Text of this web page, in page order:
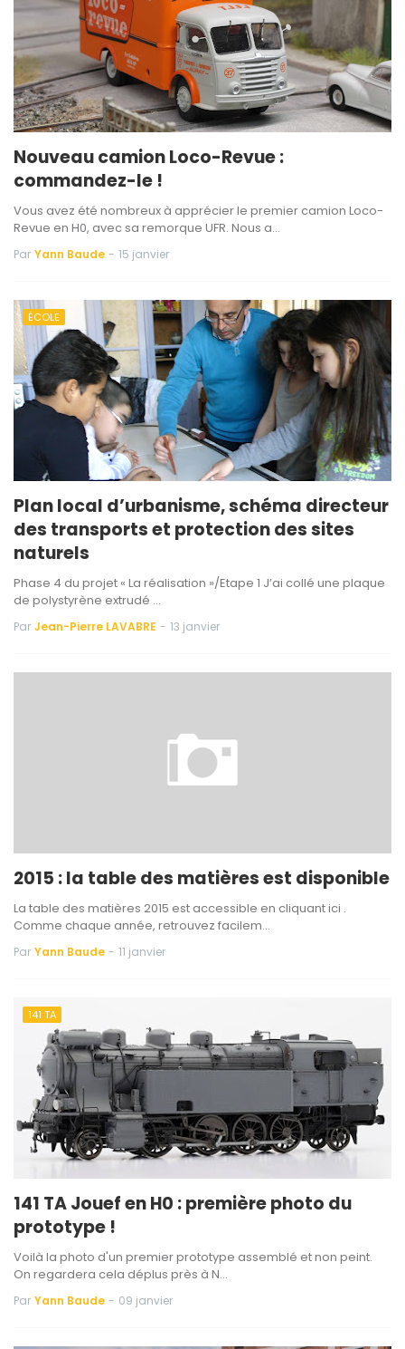
Nouveau camion Loco-Revue :
commandez-le !
Vous avez été nombreux à apprécier le premier camion Loco-
Revue en H0, avec sa remorque UFR. Nous a…
Par Yann Baude - 15 janvier
ÉCOLE
Plan local d’urbanisme, schéma directeur
des transports et protection des sites
naturels
Phase 4 du projet « La réalisation »/Etape 1 J’ai collé une plaque
de polystyrène extrudé …
Par Jean-Pierre LAVABRE - 13 janvier
2015 : la table des matières est disponible
La table des matières 2015 est accessible en cliquant ici .
Comme chaque année, retrouvez facilem…
Par Yann Baude - 11 janvier
141 TA
141 TA Jouef en H0 : première photo du
prototype !
Voilà la photo d'un premier prototype assemblé et non peint.
On regardera cela déplus près à N…
Par Yann Baude - 09 janvier